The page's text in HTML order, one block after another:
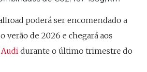
poderá ser encomendado a
verão de 2026 e chegará aos
Audi durante o último trimestre do